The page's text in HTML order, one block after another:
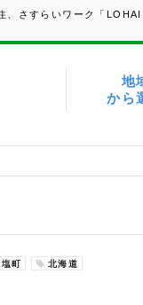
、さすらいワーク「
地
から
町 北海道